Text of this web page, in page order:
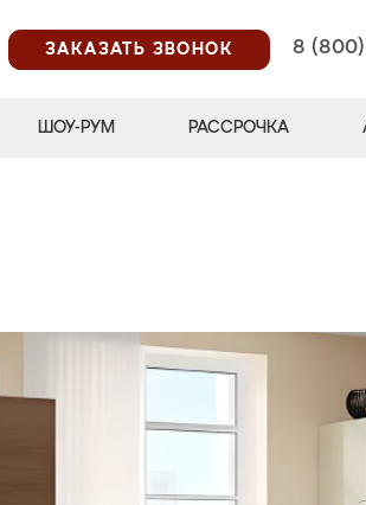
ЗАКАЗАТЬ ЗВОНОК
8 (800)
ШОУ-РУМ РАССРОЧКА